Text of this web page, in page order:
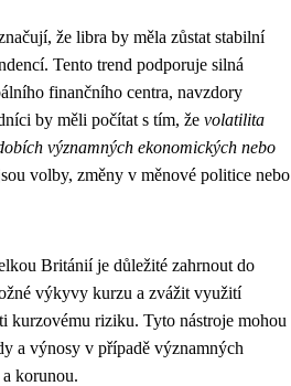
že libra by měla zůstat stabilní
Tento trend podporuje silná
finančního centra, navzdory
by měli počítat s tím, že volatilita
významných ekonomických nebo
volby, změny v měnové politice nebo
Británií je důležité zahrnout do
výkyvy kurzu a zvážit využití
kurzovému riziku. Tyto nástroje mohou
a výnosy v případě významných
korunou.